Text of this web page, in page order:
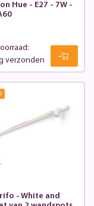
Hue - E27 - 7W -
verzonden
- White and